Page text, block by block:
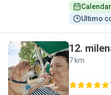
Ultimo
M
12.
7 km